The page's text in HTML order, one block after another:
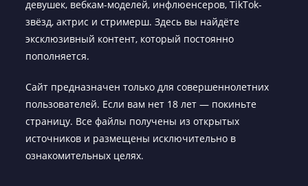
девушек, вебкам-моделей, инфлюенсеров, TikTok-
звёзд, актрис и стримерш. Здесь вы найдёте
эксклюзивный контент, который постоянно
пополняется.
Сайт предназначен только для совершеннолетних
пользователей. Если вам нет 18 лет — покиньте
страницу. Все файлы получены из открытых
источников и размещены исключительно в
ознакомительных целях.